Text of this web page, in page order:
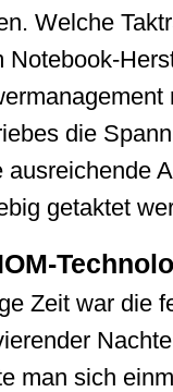
Welche
Notebook-
die
ausreichende
getaktet
Zeit war die
man sich